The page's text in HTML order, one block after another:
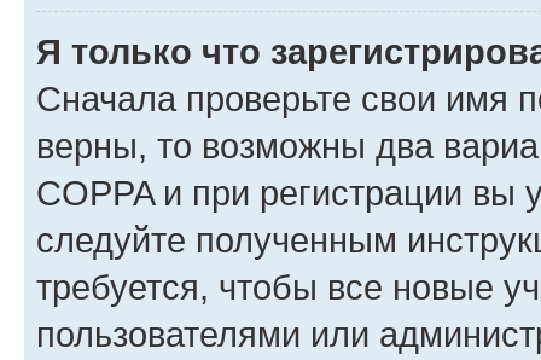
Я только что
Сначала проверьте свои имя
верны, то возможны два
COPPA и при регистрации вы
следуйте полученным
требуется, чтобы все новые
пользователями или